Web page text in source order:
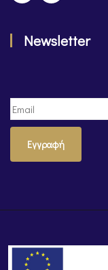
Newsletter
Εγγραφή